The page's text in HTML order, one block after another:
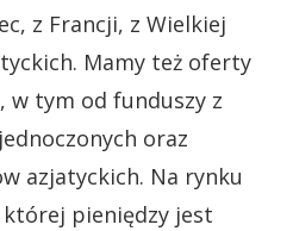
z Francji, z Wielkiej
Mamy też oferty
w tym od funduszy z
oraz
azjatyckich. Na rynku
której pieniędzy jest